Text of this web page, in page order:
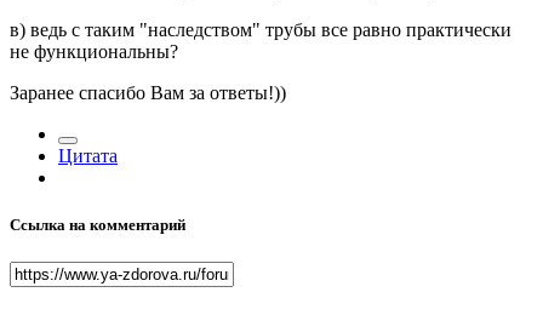
в) ведь с таким "наследством" трубы все равно практически
не функциональны?
Заранее спасибо Вам за ответы!))
Цитата
Ссылка на комментарий